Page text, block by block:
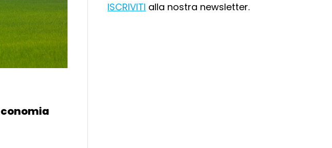
ISCRIVITI alla nostra newsletter.